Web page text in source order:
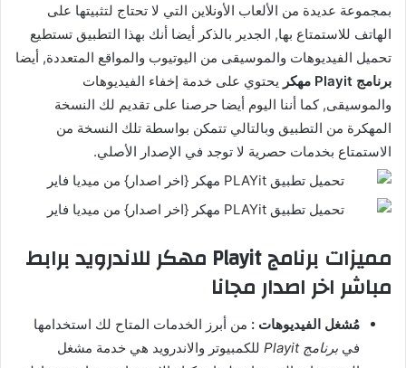
بمجموعة عديدة من الألعاب الأونلاين التي لا تحتاج لتثبيتها على
الهاتف للاستمتاع بها, الجدير بالذكر أيضا أنك بهذا التطبيق تستطيع
تحميل الفيديوهات والموسيقى من اليوتيوب والمواقع المتعددة, أيضا
برنامج Playit مهكر
يحتوي على خدمة إخفاء الفيديوهات
والموسيقى, كما أننا اليوم أيضا حرصنا على تقديم لك النسخة
المهكرة من التطبيق وبالتالي تتمكن بواسطة تلك النسخة من
الاستمتاع بخدمات حصرية لا توجد في الإصدار الأصلي.
مميزات برنامج Playit مهكر للاندرويد برابط
مباشر اخر اصدار مجانا
مُشغل الفيديوهات : من أبرز الخدمات المتاح لك استخدامها
في برنامج Playit
للكمبيوتر والاندرويد هي خدمة مشغل